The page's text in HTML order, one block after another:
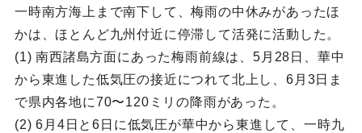
一時南方海上まで南下して、梅雨の中休みがあったほ
かは、ほとんど九州付近に停滞して活発に活動した。
(1) 南西諸島方面にあった梅雨前線は、5月28日、華中
から東進した低気圧の接近につれて北上し、6月3日ま
で県内各地に70〜120ミリの降雨があった。
(2) 6月4日と6日に低気圧が華中から東進して、一時九